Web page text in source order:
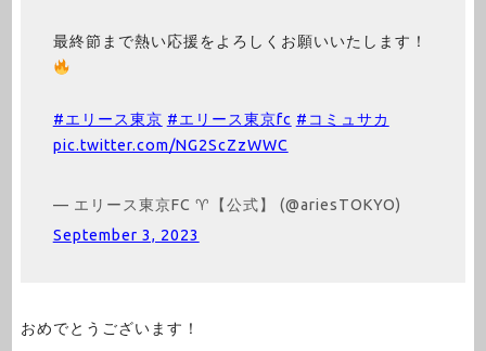
最終節まで熱い応援をよろしくお願いいたします！
#エリース東京 #エリース東京fc #コミュサカ
pic.twitter.com/NG2ScZzWWC
— エリース東京FC ♈︎【公式】 (@ariesTOKYO)
September 3, 2023
おめでとうございます！